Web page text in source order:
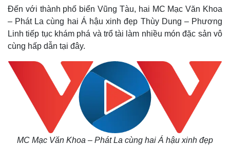
Đến với thành phố biển Vũng Tàu, hai MC Mạc Văn Khoa
– Phát La cùng hai Á hậu xinh đẹp Thùy Dung – Phương
Linh tiếp tục khám phá và trổ tài làm nhiều món đặc sản vô
cùng hấp dẫn tại đây.
MC Mạc Văn Khoa – Phát La cùng hai Á hậu xinh đẹp